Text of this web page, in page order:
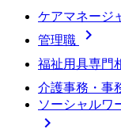
ケアマネージ
管理職 
福祉用具専門
介護事務・事
ソーシャルワ
